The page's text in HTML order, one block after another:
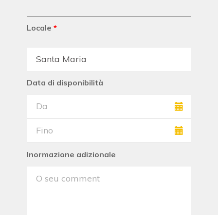
Locale *
Data di disponibilità
Inormazione adizionale